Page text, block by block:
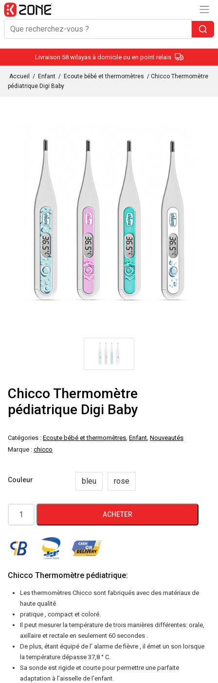
Livraison 58 wilayas à domicile ou en point relais
Accueil / Enfant / Ecoute bébé et thermomètres / Chicco Thermomètre
pédiatrique Digi Baby
Chicco Thermomètre
pédiatrique Digi Baby
Catégories : Ecoute bébé et thermomètres, Enfant, Nouveautés
Marque : chicco
Couleur bleu rose
quantité
de
Thermomètre
pédiatrique
Digi
Baby
ACHETER
Chicco Thermomètre pédiatrique:
Les thermomètres Chicco sont fabriqués avec des matériaux de
haute qualité
pratique , compact et coloré.
Il peut mesurer la température de trois manières différentes: orale,
axillaire et rectale en seulement 60 secondes .
De plus, étant équipé de l’ alarme de fièvre , il émet un son lorsque
la température dépasse 37,8 ° C.
Sa sonde est rigide et courte pour permettre une parfaite
adaptation à l’aisselle de l’enfant.